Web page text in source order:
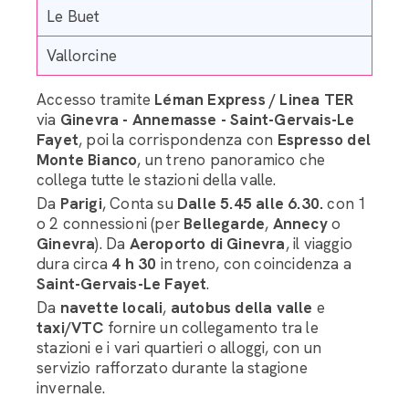
Le Buet
Vallorcine
Accesso tramite Léman Express / Linea TER
via Ginevra - Annemasse - Saint-Gervais-Le
Fayet, poi la corrispondenza con Espresso del
Monte Bianco, un treno panoramico che
collega tutte le stazioni della valle.
Da Parigi, Conta su Dalle 5.45 alle 6.30. con 1
o 2 connessioni (per Bellegarde, Annecyo
Ginevra). Da Aeroporto di Ginevra, il viaggio
dura circa 4 h 30 in treno, con coincidenza a
Saint-Gervais-Le Fayet.
Da navette locali, autobus della valle e
taxi/VTC fornire un collegamento tra le
stazioni e i vari quartieri o alloggi, con un
servizio rafforzato durante la stagione
invernale.